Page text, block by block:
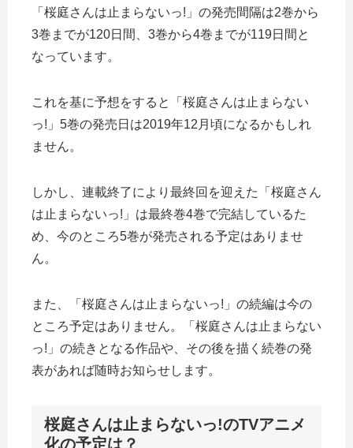
「桜庭さんは止まらないっ!」の発売間隔は2巻から
3巻までが120日間、3巻から4巻までが119日間と
なっています。
これを基に予想をすると「桜庭さんは止まらない
っ!」5巻の発売日は2019年12月頃になるかもしれ
ません。
しかし、連載終了により最終回を迎えた「桜庭さん
は止まらないっ!」は最終巻4巻で完結しているた
め、今のところ5巻が発売される予定はありませ
ん。
また、「桜庭さんは止まらないっ!」の続編は今の
ところ予定はありません。「桜庭さんは止まらない
っ!」の続きとなる作品や、その後を描く続巻の発
表があれば随時お知らせします。
桜庭さんは止まらないっ!のTVアニメ
化の予定は？